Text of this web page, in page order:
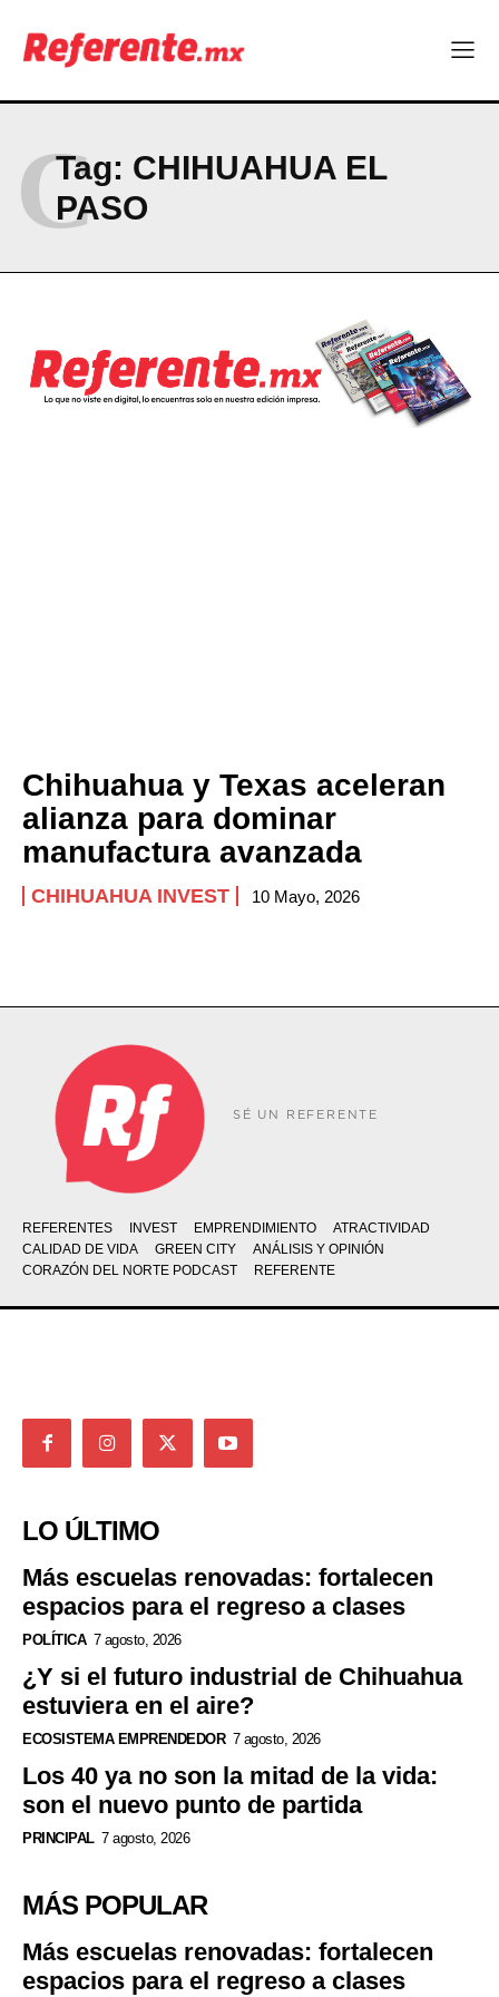
Company
ABOUT
CONTACT
PRIVACY POLICY
NEWSLETTER
Tag: CHIHUAHUA EL
PASO
C
Chihuahua y Texas aceleran
alianza para dominar
manufactura avanzada
CHIHUAHUA INVEST 10 Mayo, 2026
SÉ UN REFERENTE
REFERENTES INVEST EMPRENDIMIENTO
ATRACTIVIDAD
CALIDAD DE VIDA
GREEN CITY
ANÁLISIS Y OPINIÓN
CORAZÓN DEL NORTE PODCAST
REFERENTE
LO ÚLTIMO
Más escuelas renovadas: fortalecen
espacios para el regreso a clases
POLÍTICA 7 agosto, 2026
¿Y si el futuro industrial de Chihuahua
estuviera en el aire?
ECOSISTEMA EMPRENDEDOR 7 agosto, 2026
Los 40 ya no son la mitad de la vida:
son el nuevo punto de partida
PRINCIPAL 7 agosto, 2026
MÁS POPULAR
Más escuelas renovadas: fortalecen
espacios para el regreso a clases